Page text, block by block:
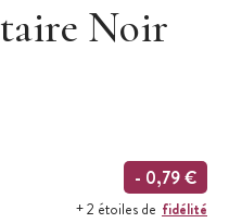
Noir
- 0,79 €
+ 2 étoiles de fidélité